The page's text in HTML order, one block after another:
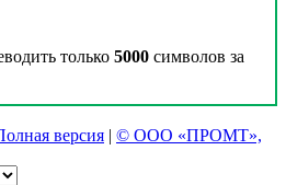
только 5000 символов за
версия | © ООО «ПРОМТ»,